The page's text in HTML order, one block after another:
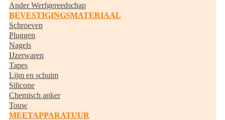
Ander Werfgereedschap
BEVESTIGINGSMATERIAAL
Schroeven
Pluggen
Nagels
IJzerwaren
Tapes
Lijm en schuim
Silicone
Chemisch anker
Touw
MEETAPPARATUUR